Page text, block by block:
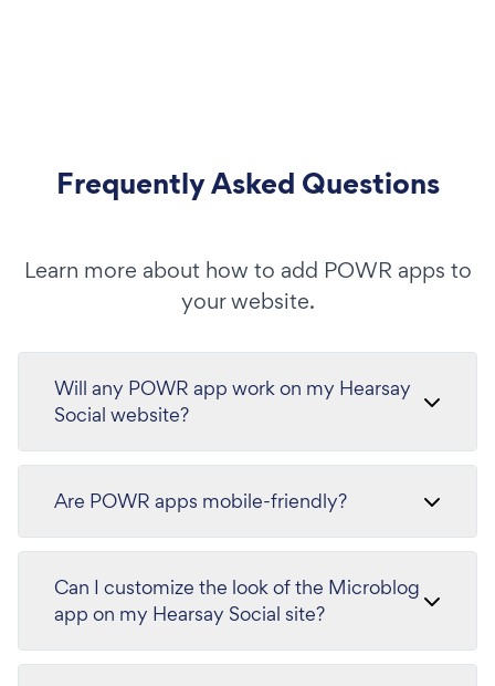
Frequently Asked Questions
Learn more about how to add POWR apps to
your website.
Will any POWR app work on my Hearsay
Social website?
Are POWR apps mobile-friendly?
Can I customize the look of the Microblog
app on my Hearsay Social site?